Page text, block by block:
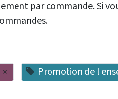
par commande. Si
× Promotion de